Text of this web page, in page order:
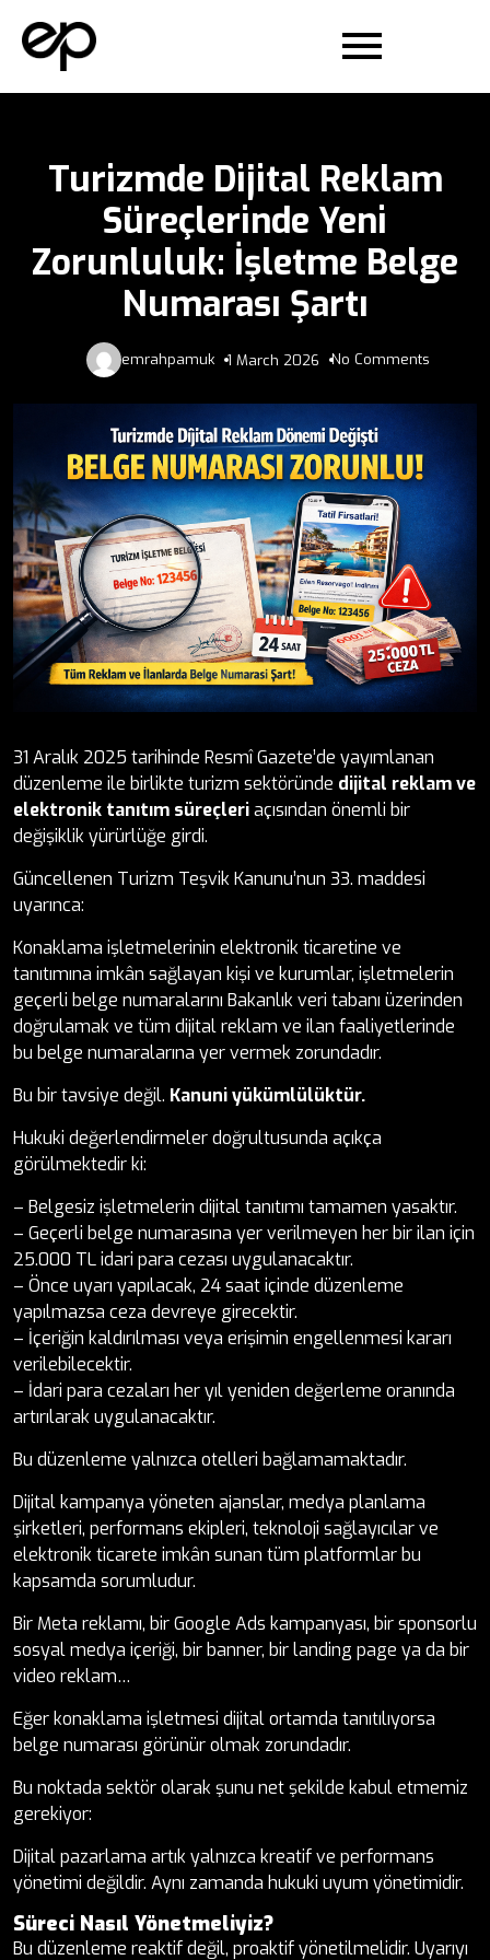
Turizmde Dijital Reklam
Süreçlerinde Yeni
Zorunluluk: İşletme Belge
Numarası Şartı
emrahpamuk 1 March 2026 No Comments
31 Aralık 2025 tarihinde Resmî Gazete’de yayımlanan
düzenleme ile birlikte turizm sektöründe dijital reklam ve
elektronik tanıtım süreçleriaçısından önemli bir
değişiklik yürürlüğe girdi.
Güncellenen Turizm Teşvik Kanunu’nun 33. maddesi
uyarınca:
Konaklama işletmelerinin elektronik ticaretine ve
tanıtımına imkân sağlayan kişi ve kurumlar, işletmelerin
geçerli belge numaralarını Bakanlık veri tabanı üzerinden
doğrulamak ve tüm dijital reklam ve ilan faaliyetlerinde
bu belge numaralarına yer vermek zorundadır.
Bu bir tavsiye değil. Kanuni yükümlülüktür.
Hukuki değerlendirmeler doğrultusunda açıkça
görülmektedir ki:
– Belgesiz işletmelerin dijital tanıtımı tamamen yasaktır.
– Geçerli belge numarasına yer verilmeyen her bir ilan için
25.000 TL idari para cezası uygulanacaktır.
– Önce uyarı yapılacak, 24 saat içinde düzenleme
yapılmazsa ceza devreye girecektir.
– İçeriğin kaldırılması veya erişimin engellenmesi kararı
verilebilecektir.
– İdari para cezaları her yıl yeniden değerleme oranında
artırılarak uygulanacaktır.
Bu düzenleme yalnızca otelleri bağlamamaktadır.
Dijital kampanya yöneten ajanslar, medya planlama
şirketleri, performans ekipleri, teknoloji sağlayıcılar ve
elektronik ticarete imkân sunan tüm platformlar bu
kapsamda sorumludur.
Bir Meta reklamı, bir Google Ads kampanyası, bir sponsorlu
sosyal medya içeriği, bir banner, bir landing page ya da bir
video reklam…
Eğer konaklama işletmesi dijital ortamda tanıtılıyorsa
belge numarası görünür olmak zorundadır.
Bu noktada sektör olarak şunu net şekilde kabul etmemiz
gerekiyor:
Dijital pazarlama artık yalnızca kreatif ve performans
yönetimi değildir. Aynı zamanda hukuki uyum yönetimidir.
Süreci Nasıl Yönetmeliyiz?
Bu düzenleme reaktif değil, proaktif yönetilmelidir. Uyarıyı